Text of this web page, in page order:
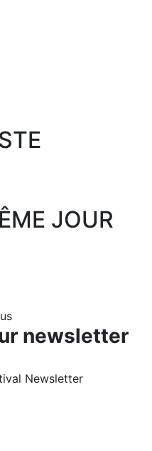
JOUR
newsletter
Newsletter